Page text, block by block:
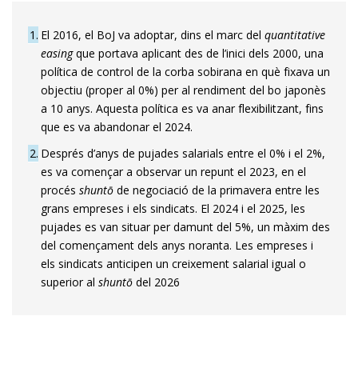
1 El 2016, el BoJ va adoptar, dins el marc del quantitative
easingque portava aplicant des de l’inici dels 2000, una
política de control de la corba sobirana en què fixava un
objectiu (proper al 0%) per al rendiment del bo japonès
a 10 anys. Aquesta política es va anar flexibilitzant, fins
que es va abandonar el 2024.
2 Després d’anys de pujades salarials entre el 0% i el 2%,
es va començar a observar un repunt el 2023, en el
procés shuntō de negociació de la primavera entre les
grans empreses i els sindicats. El 2024 i el 2025, les
pujades es van situar per damunt del 5%, un màxim des
del començament dels anys noranta. Les empreses i
els sindicats anticipen un creixement salarial igual o
superior al shuntō del 2026